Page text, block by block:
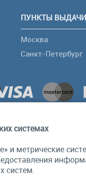
ПУНКТЫ ВЫДАЧИ
Москва
Санкт-Петербург
системах
и метрические
систем.